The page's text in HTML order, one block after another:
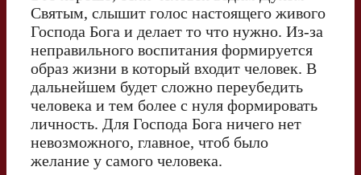
Святым, слышит голос настоящего живого
Господа Бога и делает то что нужно. Из-за
неправильного воспитания формируется
образ жизни в который входит человек. В
дальнейшем будет сложно переубедить
человека и тем более с нуля формировать
личность. Для Господа Бога ничего нет
невозможного, главное, чтоб было
желание у самого человека.